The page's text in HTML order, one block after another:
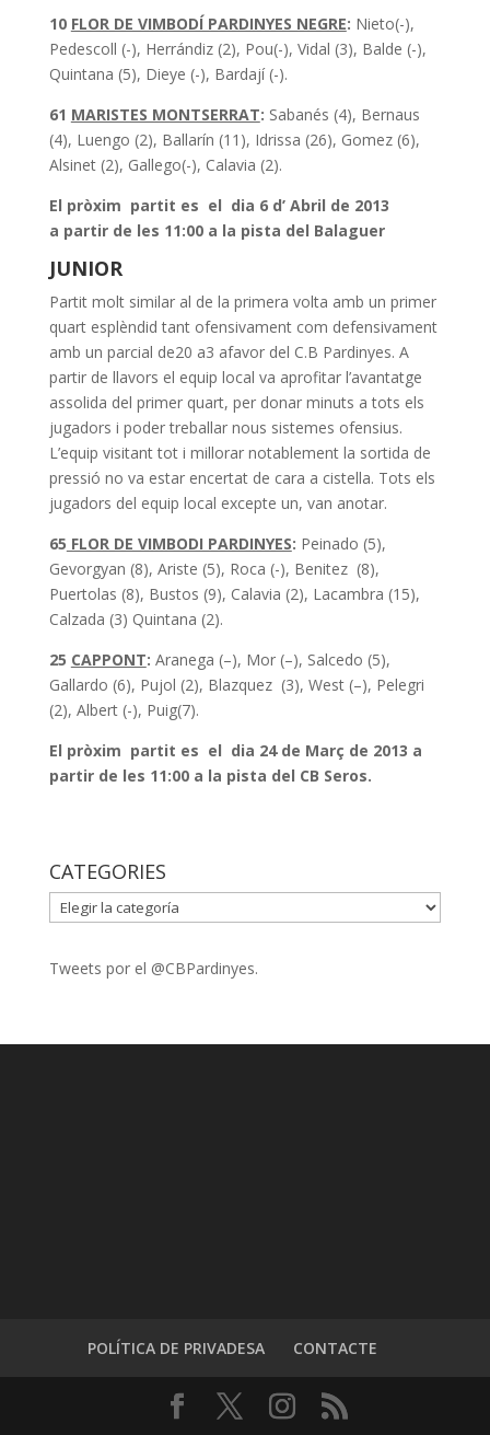
10 FLOR DE VIMBODÍ PARDINYES NEGRE: Nieto(-),
Pedescoll (-), Herrándiz (2), Pou(-), Vidal (3), Balde (-),
Quintana (5), Dieye (-), Bardají (-).
61 MARISTES MONTSERRAT: Sabanés (4), Bernaus
(4), Luengo (2), Ballarín (11), Idrissa (26), Gomez (6),
Alsinet (2), Gallego(-), Calavia (2).
El pròxim partit es el dia 6 d’ Abril de 2013
a partir de les 11:00 a la pista del Balaguer
JUNIOR
Partit molt similar al de la primera volta amb un primer
quart esplèndid tant ofensivament com defensivament
amb un parcial de20 a3 afavor del C.B Pardinyes. A
partir de llavors el equip local va aprofitar l’avantatge
assolida del primer quart, per donar minuts a tots els
jugadors i poder treballar nous sistemes ofensius.
L’equip visitant tot i millorar notablement la sortida de
pressió no va estar encertat de cara a cistella. Tots els
jugadors del equip local excepte un, van anotar.
65 FLOR DE VIMBODI PARDINYES: Peinado (5),
Gevorgyan (8), Ariste (5), Roca (-), Benitez (8),
Puertolas (8), Bustos (9), Calavia (2), Lacambra (15),
Calzada (3) Quintana (2).
25 CAPPONT: Aranega (–), Mor (–), Salcedo (5),
Gallardo (6), Pujol (2), Blazquez (3), West (–), Pelegri
(2), Albert (-), Puig(7).
El pròxim partit es el dia 24 de Març de 2013 a
partir de les 11:00 a la pista del CB Seros.
CATEGORIES
CATEGORIES
Tweets por el @CBPardinyes.
POLÍTICA DE PRIVADESA CONTACTE